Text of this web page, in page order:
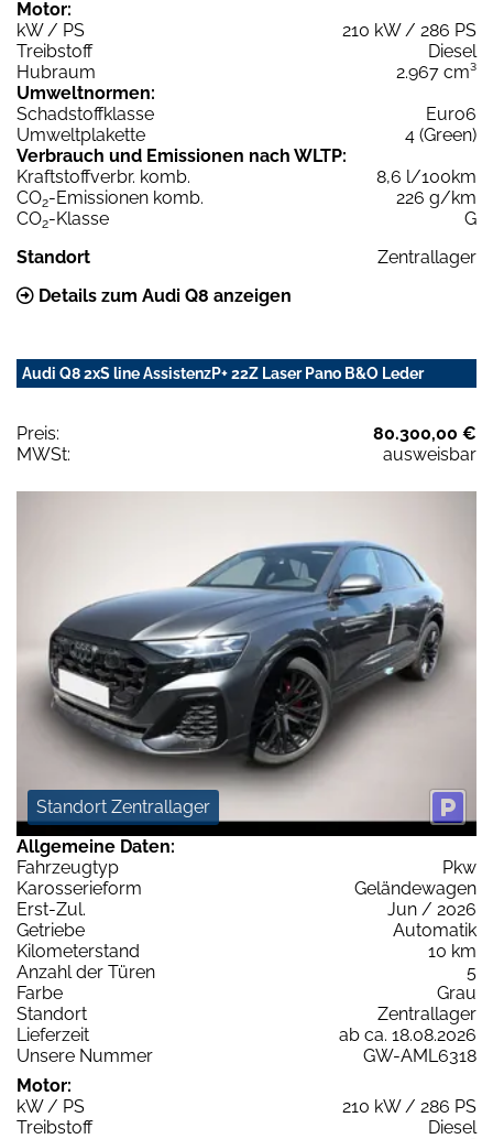
Motor:
kW / PS
210 kW / 286 PS
Treibstoff
Diesel
Hubraum
2.967 cm³
Umweltnormen:
Schadstoffklasse
Euro6
Umweltplakette
4 (Green)
Verbrauch und Emissionen nach WLTP:
Kraftstoffverbr. komb.
8,6 l/100km
CO2-Emissionen komb.
226 g/km
CO2-Klasse
G
Standort
Zentrallager
Details zum Audi Q8 anzeigen
Audi Q8 2xS line AssistenzP+ 22Z Laser Pano B&O Leder
Preis:
80.300,00 €
MWSt:
ausweisbar
Standort Zentrallager
Allgemeine Daten:
Fahrzeugtyp
Pkw
Karosserieform
Geländewagen
Erst-Zul.
Jun / 2026
Getriebe
Automatik
Kilometerstand
10 km
Anzahl der Türen
5
Farbe
Grau
Standort
Zentrallager
Lieferzeit
ab ca. 18.08.2026
Unsere Nummer
GW-AML6318
Motor:
kW / PS
210 kW / 286 PS
Treibstoff
Diesel